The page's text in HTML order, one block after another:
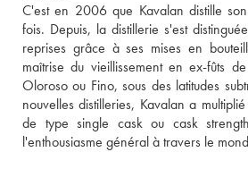
C'est en 2006 que Kavalan distille
fois. Depuis, la distillerie s'est
reprises grâce à ses mises en
maîtrise du vieillissement en ex-fûts
Oloroso ou Fino, sous des latitudes
nouvelles distilleries, Kavalan a
de type single cask ou cask
l'enthousiasme général à travers le